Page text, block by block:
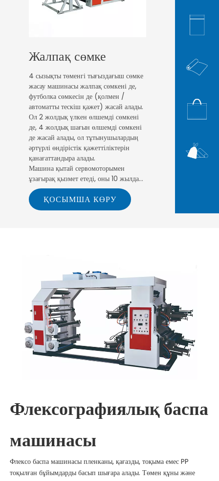
Жалпақ сөмке
4 сызықты төменгі тығыздағыш сөмке
жасау машинасы жалпақ сөмкені де,
футболка сөмкесін де (қолмен /
автоматты тескіш қажет) жасай алады.
Ол 2 жолдық үлкен өлшемді сөмкені
де, 4 жолдық шағын өлшемді сөмкені
де жасай алады, ол тұтынушылардың
әртүрлі өндірістік қажеттіліктерін
қанағаттандыра алады.
Машина қытай сервомоторымен
ұзағырақ қызмет етеді, оны 10 жылдан
астам пайдалануға болады. Машина
таспамен жабдықталған .Ол уақыт пен
еңбекті үнемдей алады .
жасай алады Түпнұсқа дизайн
Пневматикалық тежегіш, ол электр
қуаты болмаған кезде пышақ құлап
кетпейтініне көз жеткізе алады,
бізде таңдау үшін 1 желілік 2 желілік
машина бар.
ҚОСЫМША КӨРУ
Флексографиялық баспа
машинасы
Флексо баспа машинасы пленканы, қағазды, тоқыма емес PP
тоқылған бұйымдарды басып шығара алады. Төмен құны және